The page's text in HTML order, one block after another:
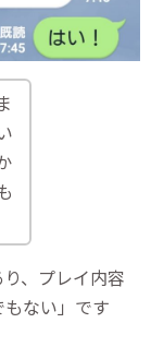
、プレイ内容
ない」です